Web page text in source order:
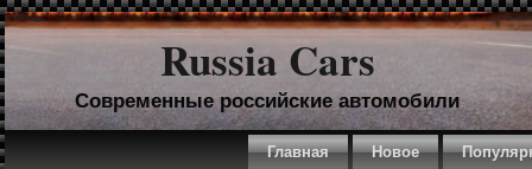
Russia Cars
Современные российские автомобили
Главная Новое